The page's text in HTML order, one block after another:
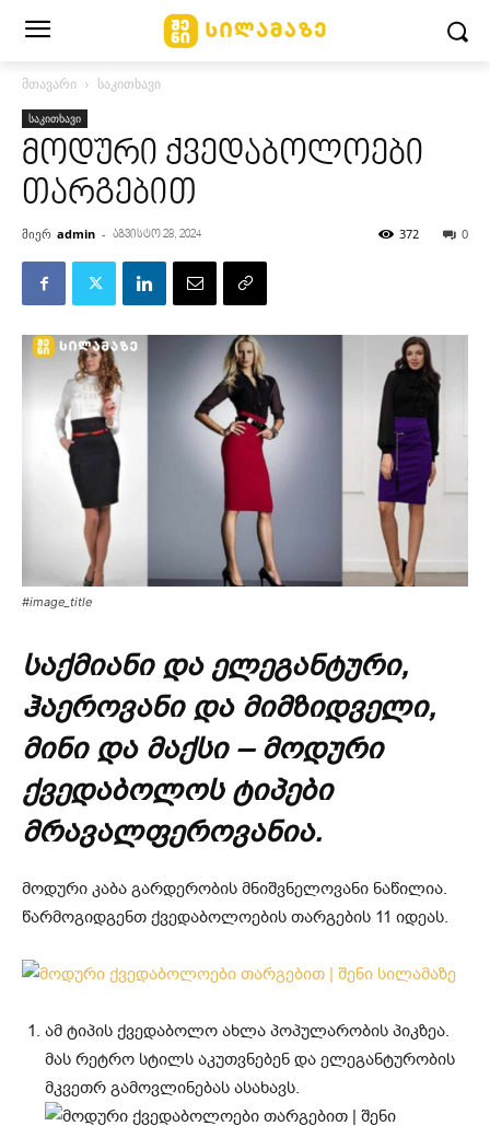
მთავარი საკითხავი
საკითხავი
მოდური ქვედაბოლოები
თარგებით
მიერ admin - აგვისტო 28, 2024 0
372
#image_title
საქმიანი და ელეგანტური,
ჰაეროვანი და მიმზიდველი,
მინი და მაქსი – მოდური
ქვედაბოლოს ტიპები
მრავალფეროვანია.
მოდური კაბა გარდერობის მნიშვნელოვანი ნაწილია.
წარმოგიდგენთ ქვედაბოლოების თარგების 11 იდეას.
ამ ტიპის ქვედაბოლო ახლა პოპულარობის პიკზეა.
მას რეტრო სტილს აკუთვნებენ და ელეგანტურობის
მკვეთრ გამოვლინებას ასახავს.